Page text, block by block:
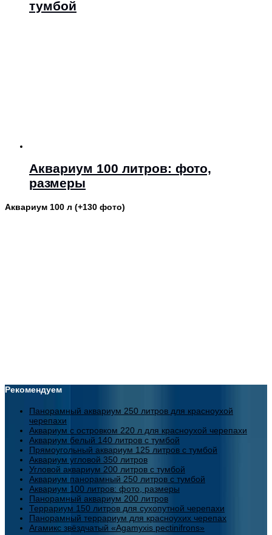
тумбой
Аквариум 100 литров: фото,
размеры
Аквариум 100 л (+130 фото)
Рекомендуем
Панорамный аквариум 250 литров для красноухой
черепахи
Аквариум с островком 220 л для красноухой черепахи
Аквариум белый 140 литров с тумбой
Прямоугольный аквариум 125 литров с тумбой
Аквариум угловой 350 литров
Угловой аквариум 200 литров с тумбой
Аквариум панорамный 250 литров с тумбой
Аквариум 100 литров: фото, размеры
Панорамный аквариум 200 литров
Террариум 150 литров для сухопутной черепахи
Панорамный террариум для красноухих черепах
Агамикс звёздчатый «Agamyxis pectinifrons»